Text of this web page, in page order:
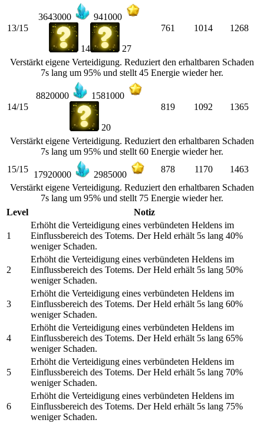
13/15
3643000 941000
14 27
761 1014 1268
Verstärkt eigene Verteidigung. Reduziert den erhaltbaren Schaden
7s lang um 95% und stellt 45 Energie wieder her.
14/15
8820000 1581000
20
819 1092 1365
Verstärkt eigene Verteidigung. Reduziert den erhaltbaren Schaden
7s lang um 95% und stellt 60 Energie wieder her.
15/15
17920000 2985000
878 1170
1463
Verstärkt eigene Verteidigung. Reduziert den erhaltbaren Schaden
7s lang um 95% und stellt 75 Energie wieder her.
Level
Notiz
1
Erhöht die Verteidigung eines verbündeten Heldens im
Einflussbereich des Totems. Der Held erhält 5s lang 40%
weniger Schaden.
2
Erhöht die Verteidigung eines verbündeten Heldens im
Einflussbereich des Totems. Der Held erhält 5s lang 50%
weniger Schaden.
3
Erhöht die Verteidigung eines verbündeten Heldens im
Einflussbereich des Totems. Der Held erhält 5s lang 60%
weniger Schaden.
4
Erhöht die Verteidigung eines verbündeten Heldens im
Einflussbereich des Totems. Der Held erhält 5s lang 65%
weniger Schaden.
5
Erhöht die Verteidigung eines verbündeten Heldens im
Einflussbereich des Totems. Der Held erhält 5s lang 70%
weniger Schaden.
6
Erhöht die Verteidigung eines verbündeten Heldens im
Einflussbereich des Totems. Der Held erhält 5s lang 75%
weniger Schaden.